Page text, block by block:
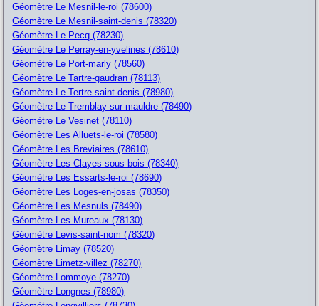
Géomètre Le Mesnil-le-roi (78600)
Géomètre Le Mesnil-saint-denis (78320)
Géomètre Le Pecq (78230)
Géomètre Le Perray-en-yvelines (78610)
Géomètre Le Port-marly (78560)
Géomètre Le Tartre-gaudran (78113)
Géomètre Le Tertre-saint-denis (78980)
Géomètre Le Tremblay-sur-mauldre (78490)
Géomètre Le Vesinet (78110)
Géomètre Les Alluets-le-roi (78580)
Géomètre Les Breviaires (78610)
Géomètre Les Clayes-sous-bois (78340)
Géomètre Les Essarts-le-roi (78690)
Géomètre Les Loges-en-josas (78350)
Géomètre Les Mesnuls (78490)
Géomètre Les Mureaux (78130)
Géomètre Levis-saint-nom (78320)
Géomètre Limay (78520)
Géomètre Limetz-villez (78270)
Géomètre Lommoye (78270)
Géomètre Longnes (78980)